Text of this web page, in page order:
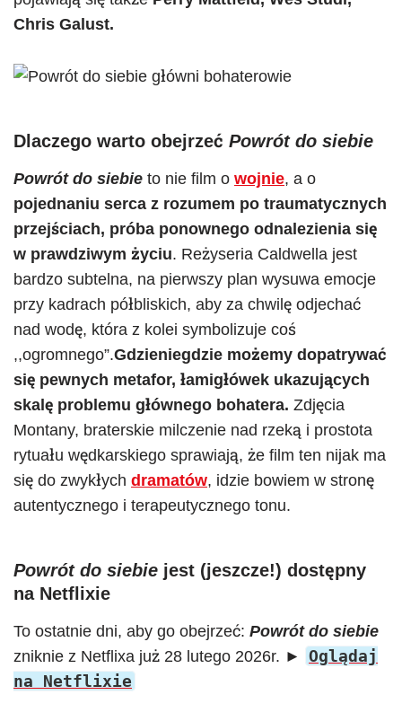
Chris Galust.
Dlaczego warto obejrzeć Powrót do siebie
Powrót do siebie to nie film o wojnie, a o
pojednaniu serca z rozumem po traumatycznych
przejściach, próba ponownego odnalezienia się
w prawdziwym życiu. Reżyseria Caldwella jest
bardzo subtelna, na pierwszy plan wysuwa emocje
przy kadrach półbliskich, aby za chwilę odjechać
nad wodę, która z kolei symbolizuje coś
,,ogromnego”.Gdzieniegdzie możemy dopatrywać
się pewnych metafor, łamigłówek ukazujących
skalę problemu głównego bohatera. Zdjęcia
Montany, braterskie milczenie nad rzeką i prostota
rytuału wędkarskiego sprawiają, że film ten nijak ma
się do zwykłych dramatów, idzie bowiem w stronę
autentycznego i terapeutycznego tonu.
Powrót do siebie jest (jeszcze!) dostępny
na Netflixie
To ostatnie dni, aby go obejrzeć: Powrót do siebie
zniknie z Netflixa już 28 lutego 2026r. ►
Oglądaj
na Netflixie